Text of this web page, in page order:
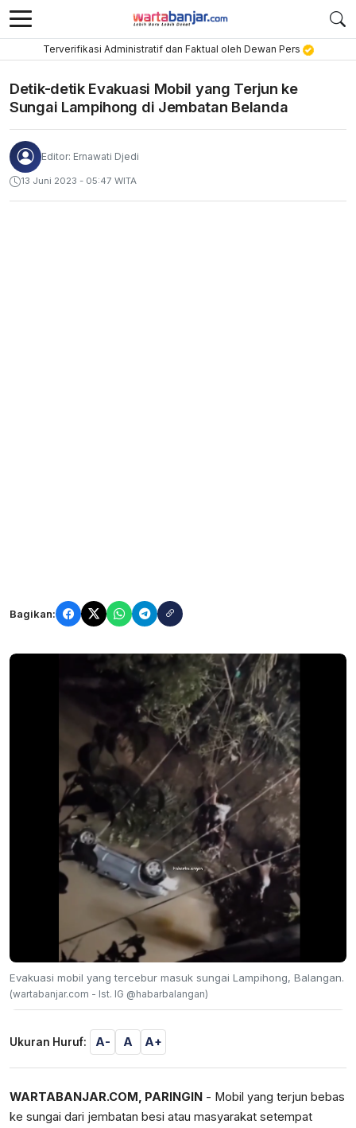
Terverifikasi Administratif dan Faktual oleh Dewan Pers
Detik-detik Evakuasi Mobil yang Terjun ke
Sungai Lampihong di Jembatan Belanda
Editor: Ernawati Djedi
13 Juni 2023 - 05:47 WITA
Bagikan:
Evakuasi mobil yang tercebur masuk sungai Lampihong, Balangan.
(wartabanjar.com - Ist. IG @habarbalangan)
Ukuran Huruf: A- A A+
WARTABANJAR.COM, PARINGIN - Mobil yang terjun bebas
ke sungai dari jembatan besi atau masyarakat setempat